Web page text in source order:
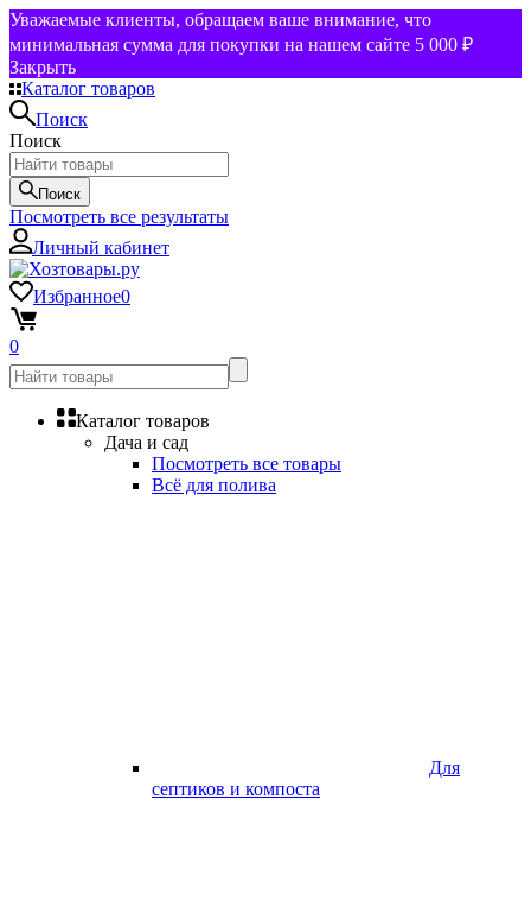
Уважаемые клиенты, обращаем ваше внимание, что
минимальная сумма для покупки на нашем сайте 5 000 ₽
Закрыть
Каталог товаров
Поиск
Поиск
Поиск
Посмотреть все результаты
Личный кабинет
Избранное0
0
Каталог товаров
Дача и сад
Посмотреть все товары
Всё для полива
Для
септиков и компоста